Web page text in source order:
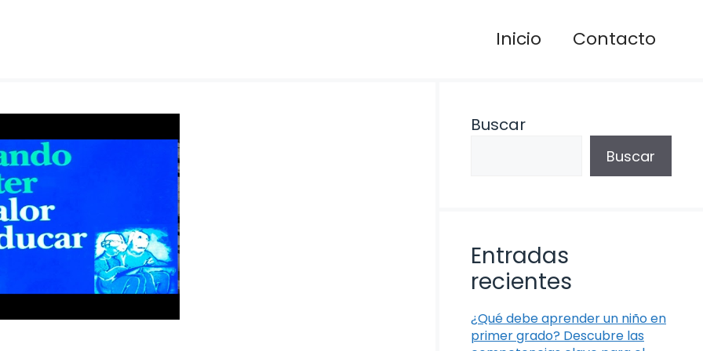
Inicio Contacto
Buscar
Buscar
Entradas
recientes
¿Qué debe aprender un niño en
primer grado? Descubre las